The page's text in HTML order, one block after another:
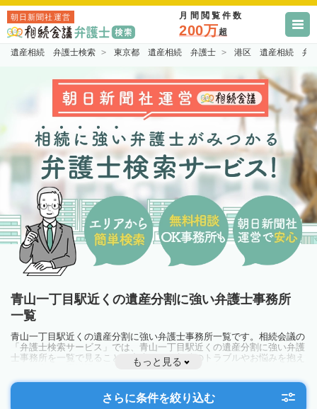
朝日新聞社運営 月間閲覧件数
200万超
遺産相続 弁護士検索 東京都 遺産相続 弁護士 港区 遺産相続 弁
青山一丁目駅近くの遺産分割に強い弁護士事務所
一覧
青山一丁目駅近くの遺産分割に強い弁護士事務所一覧です。相続会議の
「弁護士検索サービス」では、青山一丁目駅近くの遺産分割に強い弁護
士事務所を一覧で見ることが出来ます。相続のトラブルやお悩みを抱え
ている方は一度近隣の弁護士に相談してみましょう。
もっと見る
さらに条件を絞り込む